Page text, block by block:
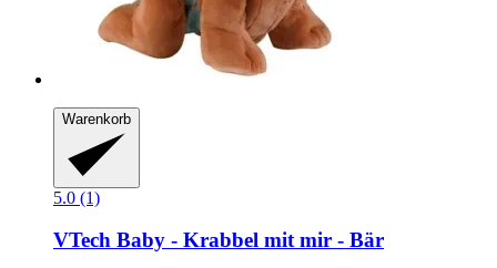
Warenkorb
5.0 (1)
VTech Baby -​ Krabbel mit mir -​ Bär